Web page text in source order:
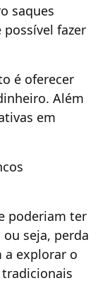
saques
possível fazer
é oferecer
Além
em
poderiam ter
ou seja, perda
a explorar o